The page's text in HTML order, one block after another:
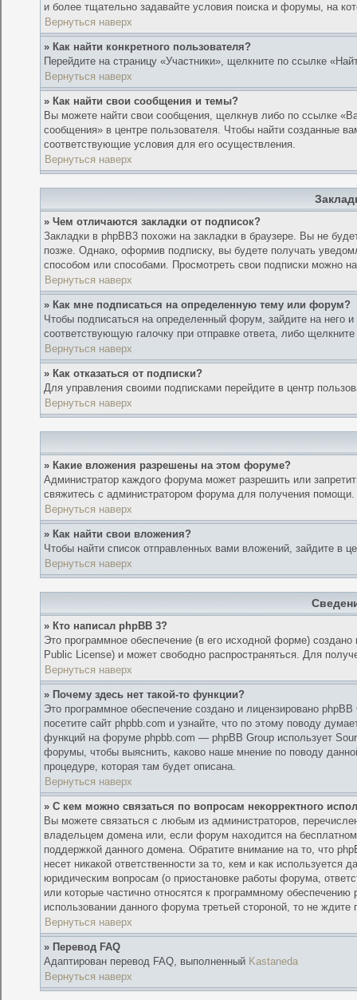
и более тщательно задавайте условия поиска и форумы, на
Вернуться наверх
» Как найти конкретного пользователя?
Перейдите на страницу «Участники», щелкните по ссылке
Вернуться наверх
» Как найти свои сообщения и темы?
Вы можете найти свои сообщения, щелкнув либо по ссылке
сообщения» в центре пользователя. Чтобы найти созданные
соответствующие условия для его осуществления.
Вернуться наверх
» Чем отличаются закладки от подписок?
Закладки в phpBB3 похожи на закладки в браузере. Вы не
позже. Однако, оформив подписку, вы будете получать
способом или способами. Просмотреть свои подписки можно
Вернуться наверх
» Как мне подписаться на определенную тему или форум?
Чтобы подписаться на определенный форум, зайдите на него
соответствующую галочку при отправке ответа, либо
Вернуться наверх
» Как отказаться от подписки?
Для управления своими подписками перейдите в центр
Вернуться наверх
» Какие вложения разрешены на этом форуме?
Администратор каждого форума может разрешить или
свяжитесь с администратором форума для получения помощи.
Вернуться наверх
» Как найти свои вложения?
Чтобы найти список отправленных вами вложений, зайдите в
Вернуться наверх
» Кто написал phpBB 3?
Это программное обеспечение (в его исходной форме) создано
Public License) и может свободно распространяться. Для
Вернуться наверх
» Почему здесь нет такой-то функции?
Это программное обеспечение создано и лицензировано
посетите сайт phpbb.com и узнайте, что по этому поводу
функций на форуме phpbb.com — phpBB Group использует
форумы, чтобы выяснить, каково наше мнение по поводу
процедуре, которая там будет описана.
Вернуться наверх
» С кем можно связаться по вопросам некорректного
Вы можете связаться с любым из администраторов,
владельцем домена или, если форум находится на
поддержкой данного домена. Обратите внимание на то, что
несет никакой ответственности за то, кем и как
юридическим вопросам (о приостановке работы форума,
или которые частично относятся к программному
использовании данного форума третьей стороной, то не
Вернуться наверх
» Перевод FAQ
Адаптирован перевод FAQ, выполненный Kastaneda
Вернуться наверх